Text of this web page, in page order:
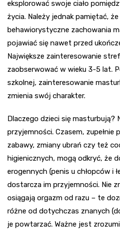
eksplorować swoje ciało
życia. Należy jednak pamiętać,
behawiorystyczne zachowania
pojawiać się nawet przed
Największe zainteresowanie
zaobserwować w wieku 3-5 lat.
szkolnej, zainteresowanie
zmienia swój charakter.
Dlaczego dzieci się masturbują?
przyjemności. Czasem, zupełnie
zabawy, zmiany ubrań czy też
higienicznych, mogą odkryć, że
erogennych (penis u chłopców i
dostarcza im przyjemności. Nie
osiągają orgazm od razu – te
różne od dotychczas znanych
je powtarzać. Ważne jest